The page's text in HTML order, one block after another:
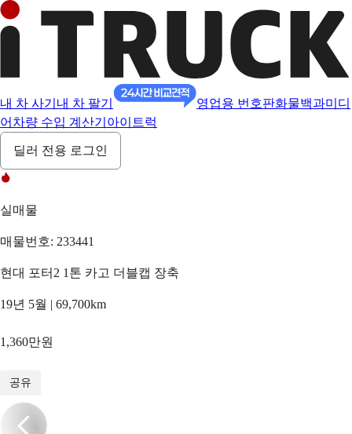
내 차 사기 내 차 팔기 영업용 번호판화물백과미디
어 차량 수입 계산기 아이트럭
딜러 전용 로그인
실매물
매물번호: 233441
현대 포터2 1톤 카고 더블캡 장축
19년 5월 | 69,700km
1,360만원
공유
/20